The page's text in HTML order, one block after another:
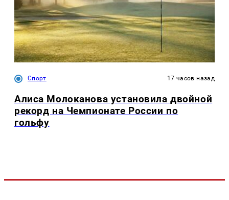
Спорт 17 часов назад
Алиса Молоканова установила двойной
рекорд на Чемпионате России по
гольфу